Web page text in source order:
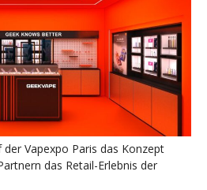
der Vapexpo Paris das Konzept
das Retail-Erlebnis der